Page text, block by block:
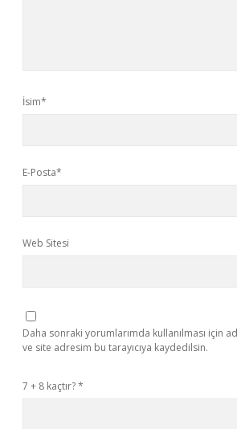
İsim*
E-Posta*
Web Sitesi
Daha sonraki yorumlarımda kullanılması için
ve site adresim bu tarayıcıya kaydedilsin.
7 + 8 kaçtır?*